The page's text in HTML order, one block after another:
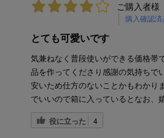
ご購入者様
購入確認済
とても可愛いです
気兼ねなく普段使いができる価格帯
品を作ってくださり感謝の気持ちで
安いため仕方のないことかもわかり
でいいので箱に入っているとなお、
役に立った 4